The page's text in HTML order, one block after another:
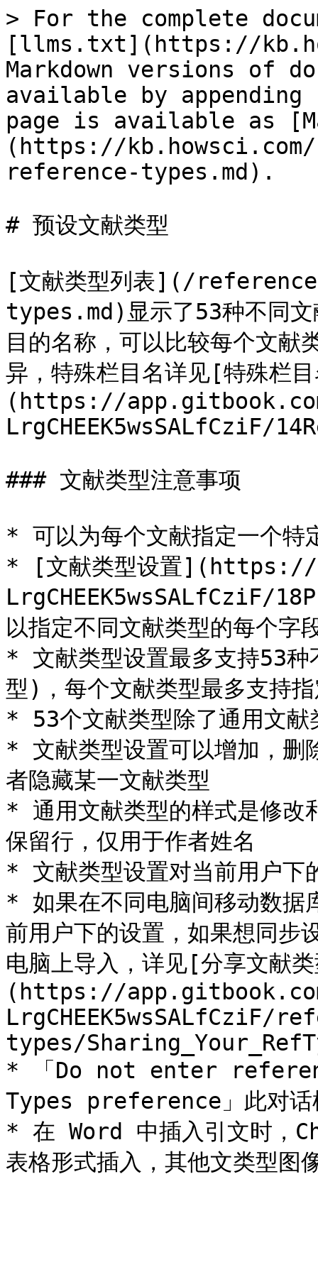
> For the complete
[llms.txt](https://
Markdown versions of
available by
page is available as
(https://
reference-types.md).
# 预设文献类型
[文献类型列表](/
types.md)显示了53种不同文
目的名称，可以比较每个文献
异，特殊栏目名详见[特殊栏
(https://
LrgCHEEK5wsSALfCziF/
### 文献类型注意事项
* 可以为每个文献指定一个特
* [文献类型设置
LrgCHEEK5wsSALfCziF/
以指定不同文献类型的每个字
* 文献类型设置最多支持53种
型)，每个文献类型最多支持
* 53个文献类型除了通用文献
* 文献类型设置可以增加，删
者隐藏某一文献类型
* 通用文献类型的样式是修改
保留行，仅用于作者姓名
* 文献类型设置对当前用户下
* 如果在不同电脑间移动数据
前用户下的设置，如果想同步
电脑上导入，详见[分享文献
(https://
LrgCHEEK5wsSALfCziF/
types/
* 「Do not enter
Types preference」此对话
* 在 Word 中插入引文时，